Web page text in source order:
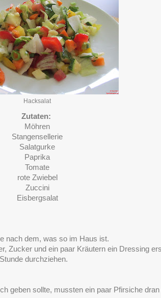
Hacksalat
Zutaten:
Möhren
Stangensellerie
Salatgurke
Paprika
Tomate
rote Zwiebel
Zuccini
Eisbergsalat
nach dem, was so im Haus ist.
Zucker und ein paar Kräutern ein Dressing
durchziehen.
geben sollte, mussten ein paar Pfirsiche dran